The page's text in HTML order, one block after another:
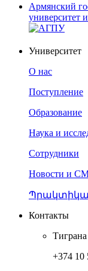
Армянский
университет
Университет
О нас
Поступление
Образование
Наука и
Сотрудники
Новости и
Контакты
+374 10